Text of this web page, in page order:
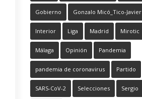
Gobierno Gonzalo Micó_Tico-Javier
Interior Liga Madrid Mirotic
Málaga Opinión Pandemia
pandemia de coronavirus Partido
SARS-CoV-2 Selecciones Sergio